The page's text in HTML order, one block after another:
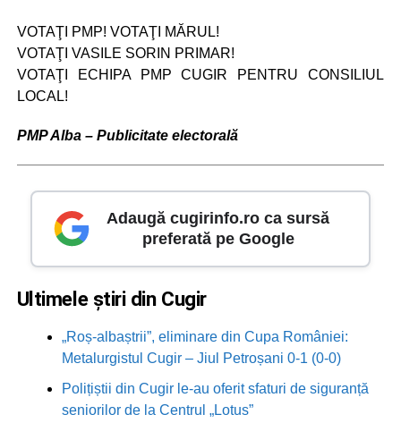
VOTAŢI PMP! VOTAŢI MĂRUL!
VOTAŢI VASILE SORIN PRIMAR!
VOTAŢI ECHIPA PMP CUGIR PENTRU CONSILIUL
LOCAL!
PMP Alba – Publicitate electorală
Adaugă cugirinfo.ro ca sursă
preferată pe Google
Ultimele știri din Cugir
„Roș-albaștrii”, eliminare din Cupa României:
Metalurgistul Cugir – Jiul Petroșani 0-1 (0-0)
Polițiștii din Cugir le-au oferit sfaturi de siguranță
seniorilor de la Centrul „Lotus”